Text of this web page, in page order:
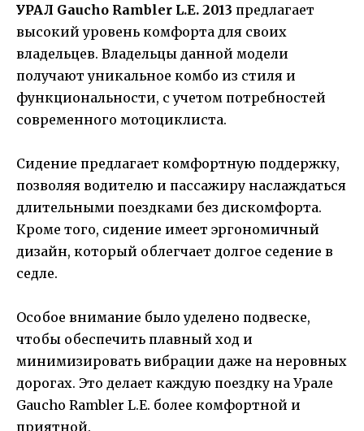
УРАЛ Gaucho Rambler L.E. 2013 предлагает
высокий уровень комфорта для своих
владельцев. Владельцы данной модели
получают уникальное комбо из стиля и
функциональности, с учетом потребностей
современного мотоциклиста.
Сидение предлагает комфортную поддержку,
позволяя водителю и пассажиру наслаждаться
длительными поездками без дискомфорта.
Кроме того, сидение имеет эргономичный
дизайн, который облегчает долгое седение в
седле.
Особое внимание было уделено подвеске,
чтобы обеспечить плавный ход и
минимизировать вибрации даже на неровных
дорогах. Это делает каждую поездку на Урале
Gaucho Rambler L.E. более комфортной и
приятной.